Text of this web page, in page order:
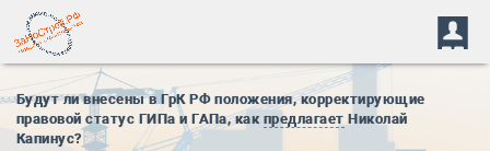
Будут ли внесены в ГрК РФ положения, корректирующие
правовой статус ГИПа и ГАПа, как предлагает Николай
Капинус?